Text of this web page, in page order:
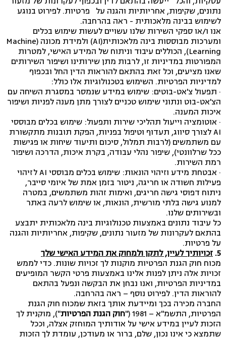
נתונים, שקיפות, אחריותיות והגנה על פרטיות. לפירוט בנוגע
לשימוש בבינה מלאכותית - ראה בהרחבה.
אנו ו/או ספקי השירות שלנו עשויים לעשות שימוש בכלים
ומערכות מבוססות בינה מלאכותית(AI) ולמידת מכונה (Machine
Learning), הכוללים עיבוד וניתוח של המידע האישי, למטרות
המפורטות במדיניות זו, לרבות מתן שירותינו ושיפור השירותים
שאנו מציעים, וכל זאת בהתאם להוראות הדין החל ובכפוף
למדיניות הפרטיות. השימוש בטכנולוגיות אלו כולל:
· תפעול צ'אט-בוטים: שימוש במידע שנמסר במסגרת השיחה עם
הצ'אט-בוט ונתוני שימוש טכניים לצורך מתן מענה לפניות ושיפור
איכות המענה.
· אוטומציה וייעול תהליכי שירות ותפעול: שימוש בכלים מבוססי
AI לצורך סיווג, תעדוף וטיפול בפניות, הפקת תובנות מתקשורת
עם משתמשים (לרבות תמלול, סיכום ותיעוד שיחות או פגישות
ככל שרלוונטי), שיפור נהלי עבודה, בקרת איכות, הדרכה ושיפור
רמת השירות.
· אבטחת מידע וזיהוי הונאות: שימוש בכלים מבוססי AI לזיהוי
פעילות חשודה או חריגה, ניטור בזמן אמת של איומי סייבר,
ניתוח דפוסי גישה חריגים, ואימות זהות משתמשים, במטרה
למנוע גישה בלתי מורשית, הונאות, או שימוש לרעה באתר
ובשירותים שלנו.
כל עיבוד נתונים באמצעות טכנולוגיות בינה מלאכותית יתבצע
בהתאם לעקרונות של מזעור נתונים, שקיפות, אחריותיות והגנה
על פרטיות.
5. זכויותיך לעיין, לתקן ולמחוק את המידע האישי שלך
מכוח חוק הגנת הפרטיות מוקנות לך זכויות שונות. כדי לממש
זכויות אלה ניתן לפנות אלינו באמצעות פרטי הקשר המופיעים
במדיניות הפרטיות, ואנו נבחן את הבקשה ונפעל בהתאם
להוראות הדין. לפירוט נוסף – ראה בהרחבה.
החברה מכירה בכך ומיידעת אותך בזאת שמכוח חוק הגנת
הפרטיות, התשמ"א – 1981 ("
חוק הגנת הפרטיות"), מוקנית לך
הזכות לעיין במידע אישי על אודותיך המוחזק אצלה, וככל
שתמצא כי אינו נכון, שלם, ברור או מעודכן, עומדת לך הזכות